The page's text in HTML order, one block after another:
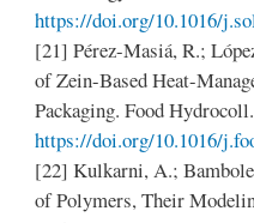
https://doi.org/10.1016/
[21] Pérez-Masiá, R.;
of Zein-Based Heat-
Packaging. Food
https://doi.org/10.1016/
[22] Kulkarni, A.;
of Polymers, Their